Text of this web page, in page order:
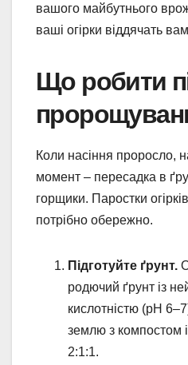
вашого майбутнього
ваші огірки віддячать
Що робити
Коли насіння проросло,
момент – пересадка в
горщики. Паростки
потрібно обережно.
Підготуйте ґрунт.
родючий ґрунт із
кислотністю (pH
землю з компостом
2:1:1.